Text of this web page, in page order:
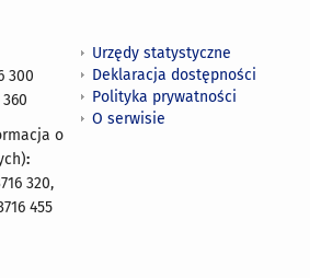
300
360
o
:
320,
455
Urzędy statystyczne
Deklaracja dostępności
Polityka prywatności
O serwisie